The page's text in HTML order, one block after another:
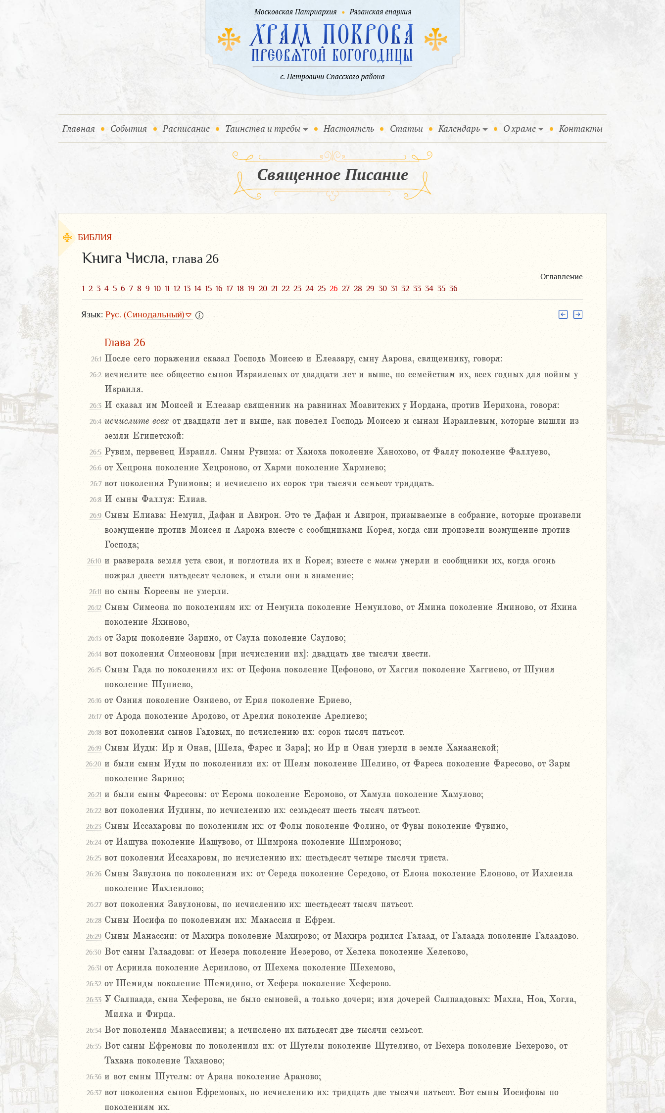
Главная (current)
События (current)
Расписание Таинства и требы Настоятель Статьи Календарь О храме Контакты
Священное Писание
БИБЛИЯ
Книга Числа, глава 26
Оглавление
1 2 3 4 5 6 7 8 9 10 11 12 13 14 15 16 17 18 19 20 21 22 23 24 25 26 27 28 29 30 31 32 33 34 35 36
Язык: Рус. (Синодальный)
Глава 26
26:1 После сего поражения сказал Господь Моисею и Елеазару, сыну Аарона, священнику, говоря:
26:2 исчислите все общество сынов Израилевых от двадцати лет и выше, по семействам их, всех годных для войны у
Израиля.
26:3 И сказал им Моисей и Елеазар священник на равнинах Моавитских у Иордана, против Иерихона, говоря:
26:4 исчислите всех от двадцати лет и выше, как повелел Господь Моисею и сынам Израилевым, которые вышли из
земли Египетской:
26:5 Рувим, первенец Израиля. Сыны Рувима: от Ханоха поколение Ханохово, от Фаллу поколение Фаллуево,
26:6 от Хецрона поколение Хецроново, от Харми поколение Хармиево;
26:7 вот поколения Рувимовы; и исчислено их сорок три тысячи семьсот тридцать.
26:8 И сыны Фаллуя: Елиав.
26:9 Сыны Елиава: Немуил, Дафан и Авирон. Это те Дафан и Авирон, призываемые в собрание, которые произвели
возмущение против Моисея и Аарона вместе с сообщниками Корея, когда сии произвели возмущение против
Господа;
26:10 и разверзла земля уста свои, и поглотила их и Корея; вместе с ними умерли и сообщники их, когда огонь
пожрал двести пятьдесят человек, и стали они в знамение;
26:11 но сыны Кореевы не умерли.
26:12 Сыны Симеона по поколениям их: от Немуила поколение Немуилово, от Ямина поколение Яминово, от Яхина
поколение Яхиново,
26:13 от Зары поколение Зарино, от Саула поколение Саулово;
26:14 вот поколения Симеоновы [при исчислении их]: двадцать две тысячи двести.
26:15 Сыны Гада по поколениям их: от Цефона поколение Цефоново, от Хаггия поколение Хаггиево, от Шуния
поколение Шуниево,
26:16 от Озния поколение Озниево, от Ерия поколение Ериево,
26:17 от Арода поколение Ародово, от Арелия поколение Арелиево;
26:18 вот поколения сынов Гадовых, по исчислению их: сорок тысяч пятьсот.
26:19 Сыны Иуды: Ир и Онан, [Шела, Фарес и Зара]; но Ир и Онан умерли в земле Ханаанской;
26:20 и были сыны Иуды по поколениям их: от Шелы поколение Шелино, от Фареса поколение Фаресово, от Зары
поколение Зарино;
26:21 и были сыны Фаресовы: от Есрома поколение Есромово, от Хамула поколение Хамулово;
26:22 вот поколения Иудины, по исчислению их: семьдесят шесть тысяч пятьсот.
26:23 Сыны Иссахаровы по поколениям их: от Фолы поколение Фолино, от Фувы поколение Фувино,
26:24 от Иашува поколение Иашувово, от Шимрона поколение Шимроново;
26:25 вот поколения Иссахаровы, по исчислению их: шестьдесят четыре тысячи триста.
26:26 Сыны Завулона по поколениям их: от Середа поколение Середово, от Елона поколение Елоново, от Иахлеила
поколение Иахлеилово;
26:27 вот поколения Завулоновы, по исчислению их: шестьдесят тысяч пятьсот.
26:28 Сыны Иосифа по поколениям их: Манассия и Ефрем.
26:29 Сыны Манассии: от Махира поколение Махирово; от Махира родился Галаад, от Галаада поколение Галаадово.
26:30 Вот сыны Галаадовы: от Иезера поколение Иезерово, от Хелека поколение Хелеково,
26:31 от Асриила поколение Асриилово, от Шехема поколение Шехемово,
26:32 от Шемиды поколение Шемидино, от Хефера поколение Хеферово.
26:33 У Салпаада, сына Хеферова, не было сыновей, а только дочери; имя дочерей Салпаадовых: Махла, Ноа, Хогла,
Милка и Фирца.
26:34 Вот поколения Манассиины; а исчислено их пятьдесят две тысячи семьсот.
26:35 Вот сыны Ефремовы по поколениям их: от Шутелы поколение Шутелино, от Бехера поколение Бехерово, от
Тахана поколение Таханово;
26:36 и вот сыны Шутелы: от Арана поколение Араново;
26:37 вот поколения сынов Ефремовых, по исчислению их: тридцать две тысячи пятьсот. Вот сыны Иосифовы по
поколениям их.